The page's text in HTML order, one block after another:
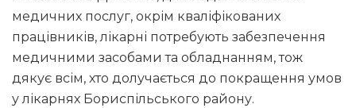
медичних послуг, окрім кваліфікованих
працівників, лікарні потребують забезпечення
медичними засобами та обладнанням, тож
дякує всім, хто долучається до покращення умов
у лікарнях Бориспільського району.